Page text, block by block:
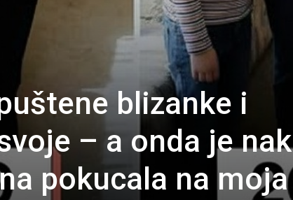
blizanke i
– a onda je
pokucala na moja